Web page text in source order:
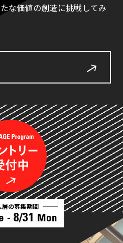
な価値の創造に挑戦してみ
居の募集期間
- 8/31 Mon